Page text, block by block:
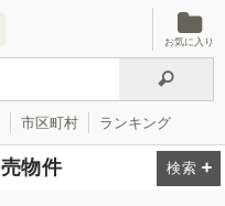
お気に入り
市区町村 ランキング
物件